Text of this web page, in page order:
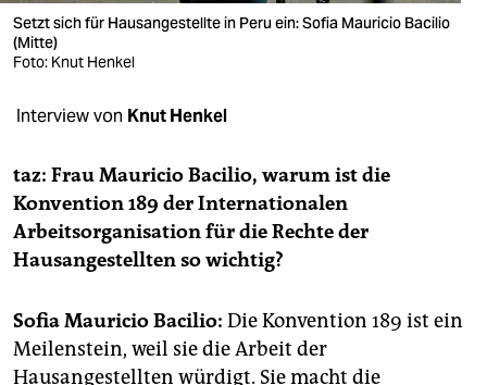
veranstaltungen
shop
fragen & hilfe
abo
genossenschaft
epaper login
Setzt sich für Hausangestellte in Peru ein: Sofia Mauricio Bacilio
(Mitte)
Foto: Knut Henkel
Interview von Knut Henkel
taz: Frau Mauricio Bacilio, warum ist die
Konvention 189 der Internationalen
Arbeitsorganisation für die Rechte der
Hausangestellten so wichtig?
Sofia Mauricio Bacilio: Die Konvention 189 ist ein
Meilenstein, weil sie die Arbeit der
Hausangestellten würdigt. Sie macht die